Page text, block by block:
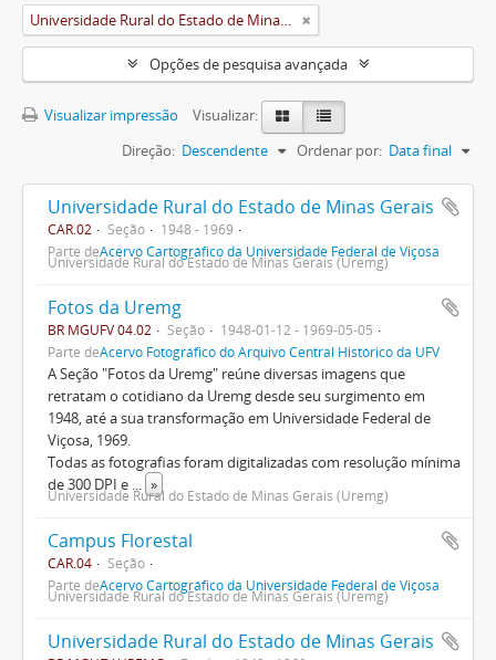
Universidade Rural do Estado de Minas Gerais (Uremg)
Opções de pesquisa avançada
Visualizar impressão
Visualizar:
Ordenar por: Data final
Direção: Descendente
Universidade Rural do Estado de Minas Gerais
CAR.02 Seção
1948 - 1969
Parte deAcervo Cartográfico da Universidade Federal de Viçosa
Universidade Rural do Estado de Minas Gerais (Uremg)
Fotos da Uremg
BR MGUFV 04.02 Seção
1948-01-12 - 1969-05-05
Parte deAcervo Fotográfico do Arquivo Central Histórico da UFV
A Seção "Fotos da Uremg" reúne diversas imagens que
retratam o cotidiano da Uremg desde seu surgimento em
1948, até a sua transformação em Universidade Federal de
Viçosa, 1969.
Todas as fotografias foram digitalizadas com resolução mínima
de 300 DPI e
»
Universidade Rural do Estado de Minas Gerais (Uremg)
Campus Florestal
CAR.04
Seção
Parte deAcervo Cartográfico da Universidade Federal de Viçosa
Universidade Rural do Estado de Minas Gerais (Uremg)
Universidade Rural do Estado de Minas Gerais